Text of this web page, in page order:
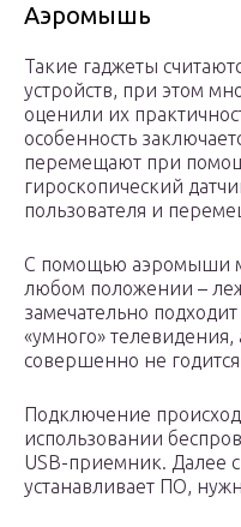
Аэромышь
Такие гаджеты
устройств, при этом
оценили их
особенность
перемещают при
гироскопический
пользователя и
С помощью аэромыши
любом положении –
замечательно
«умного»
совершенно не
Подключение
использовании
USB-приемник. Далее
устанавливает ПО,